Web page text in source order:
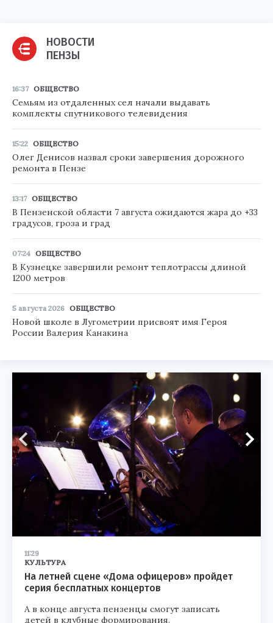
НОВОСТИ
ПЕНЗЫ
16:37 ОБЩЕСТВО
Семьям из отдаленных сел начали выдавать
комплекты спутникового телевидения
15:22 ОБЩЕСТВО
Олег Денисов назвал сроки завершения дорожного
ремонта в Пензе
13:17 ОБЩЕСТВО
В Пензенской области 7 августа ожидаются жара до +33
градусов, гроза и град
07:24 ОБЩЕСТВО
В Кузнецке завершили ремонт теплотрассы длиной
1200 метров
5 августа 2026 ОБЩЕСТВО
Новой школе в Лугометрии присвоят имя Героя
России Валерия Канакина
11:29
КУЛЬТУРА
На летней сцене «Дома офицеров» пройдет
серия бесплатных концертов
А в конце августа пензенцы смогут записать
детей в клубные формирования.